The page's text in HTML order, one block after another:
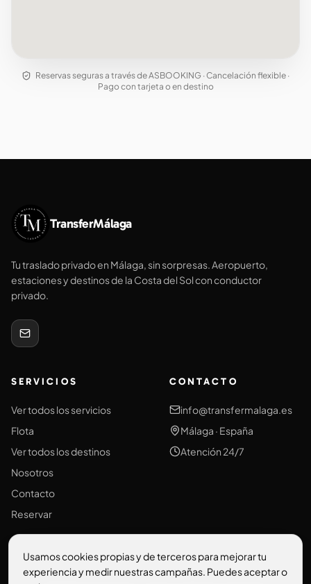
Reservas seguras a través de ASBOOKING · Cancelación flexible ·
Pago con tarjeta o en destino
TransferMálaga
Tu traslado privado en Málaga, sin sorpresas. Aeropuerto,
estaciones y destinos de la Costa del Sol con conductor
privado.
SERVICIOS
Ver todos los servicios
Flota
Ver todos los destinos
Nosotros
Contacto
Reservar
CONTACTO
info@transfermalaga.es
Málaga · España
Atención 24/7
Usamos cookies propias y de terceros para mejorar tu
experiencia y medir nuestras campañas. Puedes aceptar o